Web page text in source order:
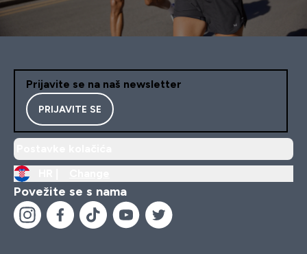
Prijavite se na naš newsletter
PRIJAVITE SE
Povežite se s nama